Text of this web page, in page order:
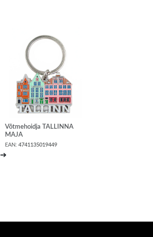
Võtmehoidja TALLINNA
MAJA
EAN: 4741135019449
➔